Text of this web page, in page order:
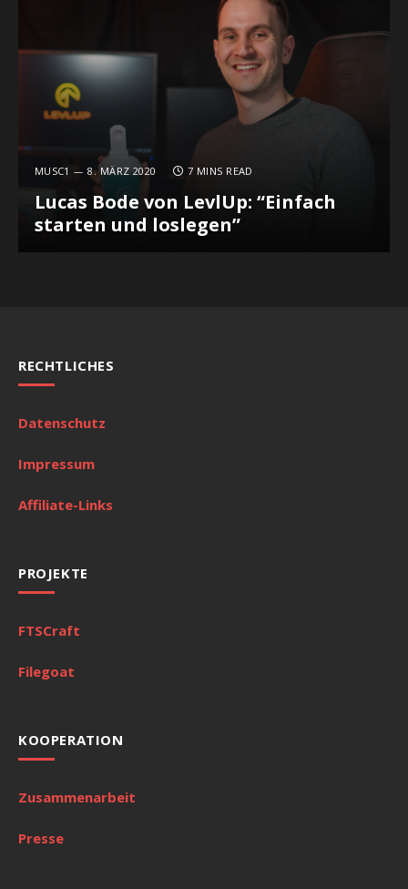
MUSC1 8. MÄRZ 2020 7 MINS READ
Lucas Bode von LevlUp: “Einfach
starten und loslegen”
RECHTLICHES
Datenschutz
Impressum
Affiliate-Links
PROJEKTE
FTSCraft
Filegoat
KOOPERATION
Zusammenarbeit
Presse